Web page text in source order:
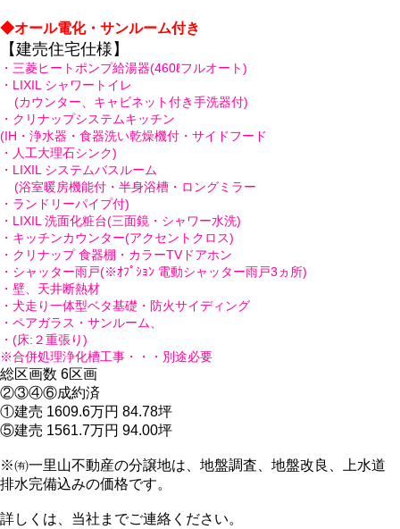
◆オール電化・サンルーム付き
【建売住宅仕様】
・三菱ヒートポンプ給湯器(460ℓフルオート)
・LIXIL シャワートイレ
(カウンター、キャビネット付き手洗器付)
・クリナップシステムキッチン
(IH・浄水器・食器洗い乾燥機付・サイドフード
・人工大理石シンク)
・LIXIL システムバスルーム
(浴室暖房機能付・半身浴槽・ロングミラー
・ランドリーパイプ付)
・LIXIL 洗面化粧台(三面鏡・シャワー水洗)
・キッチンカウンター(アクセントクロス)
・クリナップ 食器棚・カラーTVドアホン
・シャッター雨戸(※ｵﾌﾟｼｮﾝ 電動シャッター雨戸3ヵ所)
・壁、天井断熱材
・犬走り一体型ベタ基礎・防火サイディング
・ペアガラス・サンルーム、
・(床:２重張り)
※合併処理浄化槽工事・・・別途必要
総区画数 6区画
②③④⑥成約済
①建売 1609.6万円 84.78坪
⑤建売 1561.7万円 94.00坪
※㈲一里山不動産の分譲地は、地盤調査、地盤改良、上水道
排水完備込みの価格です。
詳しくは、当社までご連絡ください。